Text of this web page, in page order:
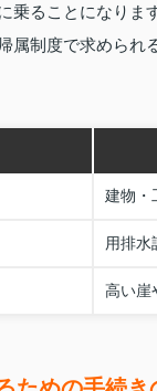
ることになります
属制度で求めら
建物・
用排水
高い崖